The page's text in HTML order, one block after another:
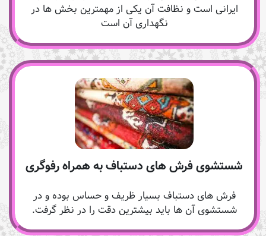
ایرانی است و نظافت آن یکی از مهمترین بخش ها در
نگهداری آن است
شستشوی فرش های دستباف به همراه رفوگری
فرش های دستباف بسیار ظریف و حساس بوده و در
شستشوی آن ها باید بیشترین دقت را در نظر گرفت.